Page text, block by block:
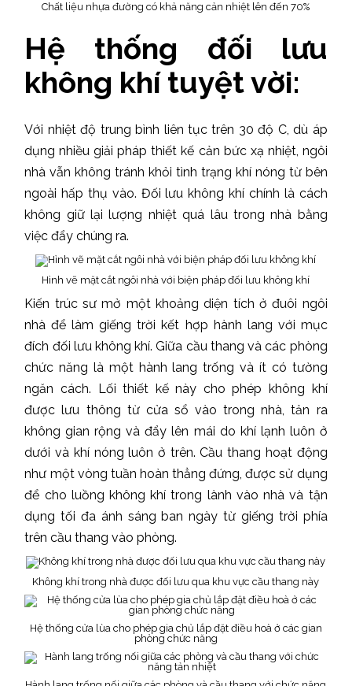
Chất liệu nhựa đường có khả năng cản nhiệt lên đến 70%
Hệ thống đối lưu
không khí tuyệt vời:
Với nhiệt độ trung bình liên tục trên 30 độ C, dù áp
dụng nhiều giải pháp thiết kế cản bức xạ nhiệt, ngôi
nhà vẫn không tránh khỏi tình trạng khí nóng từ bên
ngoài hấp thụ vào. Đối lưu không khí chính là cách
không giữ lại lượng nhiệt quá lâu trong nhà bằng
việc đẩy chúng ra.
Hình vẽ mặt cắt ngôi nhà với biện pháp đối lưu không khí
Kiến trúc sư mở một khoảng diện tích ở đuôi ngôi
nhà để làm giếng trời kết hợp hành lang với mục
đích đối lưu không khí. Giữa cầu thang và các phòng
chức năng là một hành lang trống và ít có tường
ngăn cách. Lối thiết kế này cho phép không khí
được lưu thông từ cửa sổ vào trong nhà, tản ra
không gian rộng và đẩy lên mái do khí lạnh luôn ở
dưới và khí nóng luôn ở trên. Cầu thang hoạt động
như một vòng tuần hoàn thẳng đứng, được sử dụng
để cho luồng không khí trong lành vào nhà và tận
dụng tối đa ánh sáng ban ngày từ giếng trời phía
trên cầu thang vào phòng.
Không khí trong nhà được đối lưu qua khu vực cầu thang này
Hệ thống cửa lùa cho phép gia chủ lắp đặt điều hoà ở các gian
phòng chức năng